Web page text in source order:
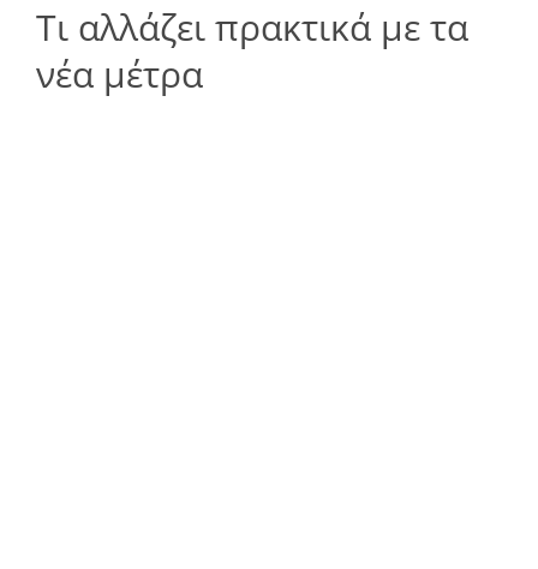
Τι αλλάζει πρακτικά με τα
νέα μέτρα